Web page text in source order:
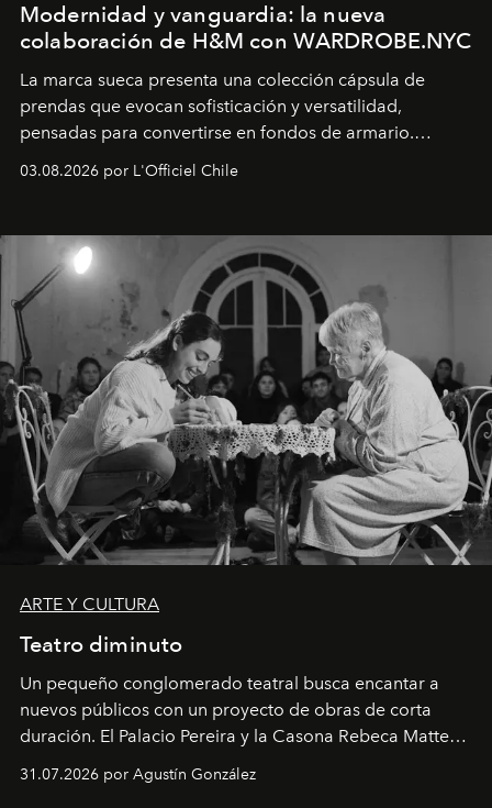
Modernidad y vanguardia: la nueva
colaboración de H&M con WARDROBE.NYC
La marca sueca presenta una colección cápsula de
prendas que evocan sofisticación y versatilidad,
pensadas para convertirse en fondos de armario.
Disponible en Chile desde el 6 de agosto.
03.08.2026 por L'Officiel Chile
ARTE Y CULTURA
Teatro diminuto
Un pequeño conglomerado teatral busca encantar a
nuevos públicos con un proyecto de obras de corta
duración. El Palacio Pereira y la Casona Rebeca Matte
son algunos de los lugares que han albergado estas
miniobras. Sus puestas en escena son limpias; ponen el
31.07.2026 por Agustín González